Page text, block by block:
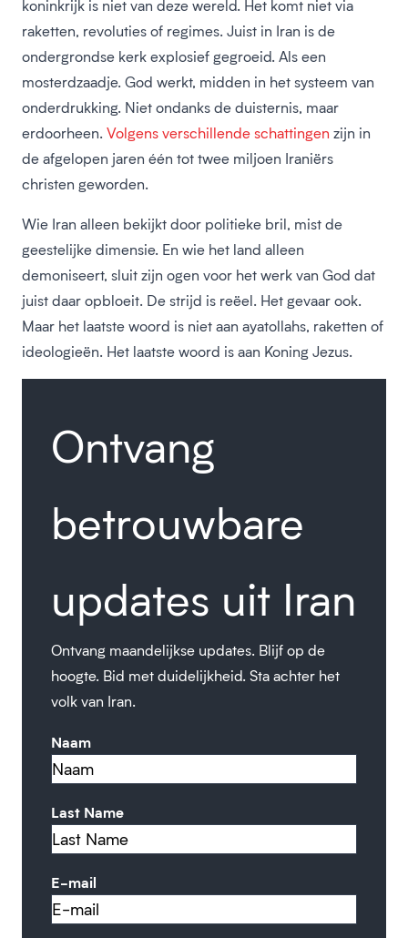
koninkrijk is niet van deze wereld. Het komt niet via
raketten, revoluties of regimes. Juist in Iran is de
ondergrondse kerk explosief gegroeid. Als een
mosterdzaadje. God werkt, midden in het systeem van
onderdrukking. Niet ondanks de duisternis, maar
erdoorheen. Volgens verschillende schattingen zijn in
de afgelopen jaren één tot twee miljoen Iraniërs
christen geworden.
Wie Iran alleen bekijkt door politieke bril, mist de
geestelijke dimensie. En wie het land alleen
demoniseert, sluit zijn ogen voor het werk van God dat
juist daar opbloeit. De strijd is reëel. Het gevaar ook.
Maar het laatste woord is niet aan ayatollahs, raketten of
ideologieën. Het laatste woord is aan Koning Jezus.
Ontvang
betrouwbare
updates uit Iran
Ontvang maandelijkse updates. Blijf op de
hoogte. Bid met duidelijkheid. Sta achter het
volk van Iran.
Naam
Last Name
E-mail